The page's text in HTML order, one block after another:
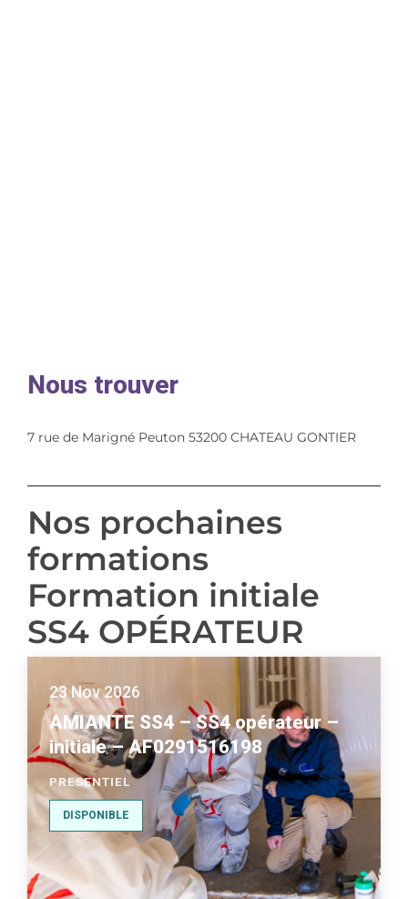
Nous trouver
7 rue de Marigné Peuton 53200 CHATEAU GONTIER
Nos prochaines
formations
Formation initiale
SS4 OPÉRATEUR
23 Nov 2026
AMIANTE SS4 – SS4 opérateur –
initiale – AF0291516198
PRESENTIEL
DISPONIBLE